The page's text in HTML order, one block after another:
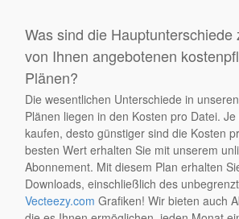
Was sind die Hauptunterschiede
von Ihnen angebotenen
Plänen?
Die wesentlichen Unterschiede in
Plänen liegen in den Kosten pro Datei.
kaufen, desto günstiger sind die Kosten
besten Wert erhalten Sie mit unserem
Abonnement. Mit diesem Plan erhalten
Downloads, einschließlich des
Vecteezy.com Grafiken! Wir bieten auch